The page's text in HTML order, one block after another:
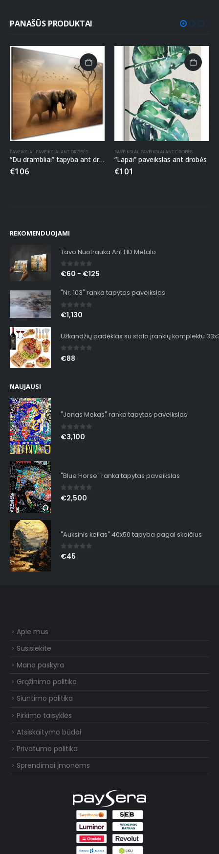
PANAŠŪS PRODUKTAI
PAVEIKSLAI, PAVEIKSLAI ANT DROBĖS
“Du drambliai” tapyba ant drobės
€106
PAVEIKSLAI, PAVEIKSLAI ANT DROBĖS
“Lapai” paveikslas ant drobės
€101
REKOMENDUOJAMI
Tavo Nuotrauka Ant HD Metalo
0out of 5
€60 – €125
"Nr. 103" ranka tapytas paveikslas
0out of 5
€1,130
Užkandžių padėklas su stalo įrankių komplektu
0out of 5
€88
NAUJAUSI
"Jonas Mekas" ranka tapytas paveikslas
0out of 5
€3,100
"Blue Horse" ranka tapytas paveikslas
0out of 5
€2,500
"Auksinis kelias" 40x50 tapyba pagal skaičius
0out of 5
€45
Apie mus
Susisiekite
Mano paskyra
Grąžinimo politika
Siuntimo politika
Pirkimo taisyklės
Atsiskaitymo būdai
Privatumo politika
Sprendimai įmonėms